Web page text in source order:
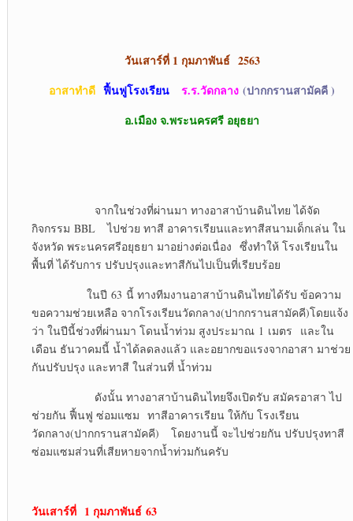
วันเสาร์ที่ 1 กุมภาพันธ์ 2563
อาสาทำดี ฟื้นฟูโรงเรียน ร.ร.วัดกลาง (ปากกรานสามัคคี )
อ.เมือง จ.พระนครศรี อยุธยา
จากในช่วงที่ผ่านมา ทางอาสาบ้านดินไทย ได้จัด
กิจกรรม BBL ไปช่วย ทาสี อาคารเรียนและทาสีสนามเด็กเล่น ใน
จังหวัด พระนครศรีอยุธยา มาอย่างต่อเนื่อง ซึ่งทำให้ โรงเรียนใน
พื้นที่ ได้รับการ ปรับปรุงและทาสีกันไปเป็นที่เรียบร้อย
ในปี 63 นี้ ทางทีมงานอาสาบ้านดินไทยได้รับ ข้อความ
ขอความช่วยเหลือ จากโรงเรียนวัดกลาง(ปากกรานสามัคคี)โดยแจ้ง
ว่า ในปีนี้ช่วงที่ผ่านมา โดนน้ำท่วม สูงประมาณ 1 เมตร และใน
เดือน ธันวาคมนี้ น้ำได้ลดลงแล้ว และอยากขอแรงจากอาสา มาช่วย
กันปรับปรุง และทาสี ในส่วนที่ น้ำท่วม
ดังนั้น ทางอาสาบ้านดินไทยจึงเปิดรับ สมัครอาสา ไป
ช่วยกัน ฟื้นฟู ซ่อมแซม ทาสีอาคารเรียน ให้กับ โรงเรียน
วัดกลาง(ปากกรานสามัคคี) โดยงานนี้ จะไปช่วยกัน ปรับปรุงทาสี
ซ่อมแซมส่วนที่เสียหายจากน้ำท่วมกันครับ
วันเสาร์ที่ 1 กุมภาพันธ์ 63